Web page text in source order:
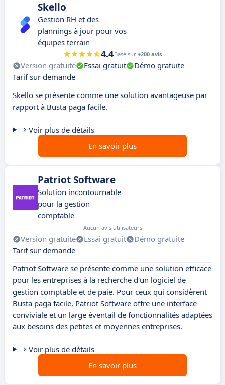
Skello
Gestion RH et des
plannings à jour pour vos
équipes terrain
4.4Basé sur +200 avis
Version gratuite Essai gratuit
Démo gratuite
Tarif sur demande
Skello se présente comme une solution avantageuse par
rapport à Busta paga facile.
Voir plus de détails
En savoir plus
Patriot Software
Solution incontournable
pour la gestion
comptable
Aucun avis utilisateurs
Version gratuite Essai gratuit
Démo gratuite
Tarif sur demande
Patriot Software se présente comme une solution efficace
pour les entreprises à la recherche d'un logiciel de
gestion comptable et de paie. Pour ceux qui considèrent
Busta paga facile, Patriot Software offre une interface
conviviale et un large éventail de fonctionnalités adaptées
aux besoins des petites et moyennes entreprises.
Voir plus de détails
En savoir plus